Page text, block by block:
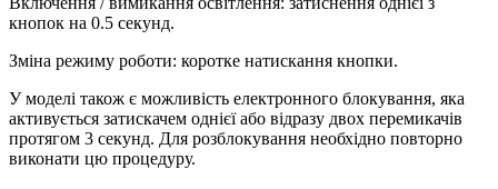
кнопок на 0.5 секунд.
Зміна режиму роботи: коротке натискання кнопки.
У моделі також є можливість електронного блокування, яка
активується затискачем однієї або відразу двох перемикачів
протягом 3 секунд. Для розблокування необхідно повторно
виконати цю процедуру.